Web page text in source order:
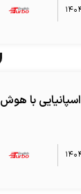
مشاهده مقاله
هوش مصنوعی